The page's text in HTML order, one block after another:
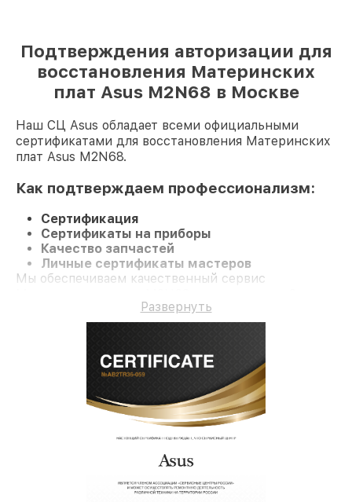
Подтверждения авторизации для
восстановления Материнских
плат Asus M2N68 в Москве
Наш СЦ Asus обладает всеми официальными
сертификатами для восстановления Материнских
плат Asus M2N68.
Как подтверждаем профессионализм:
Сертификация
Сертификаты на приборы
Качество запчастей
Личные сертификаты мастеров
Мы обеспечиваем качественный сервис
Развернуть